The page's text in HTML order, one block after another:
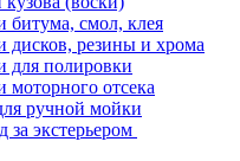
битума, смол, клея
дисков, резины и хрома
для полировки
моторного отсека
ручной мойки
за экстерьером